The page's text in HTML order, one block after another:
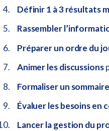
Définir 1 à 3 résultats
Rassembler
Préparer un ordre du
Animer les discussions
Formaliser un
Évaluer les besoins en
Lancer la gestion du